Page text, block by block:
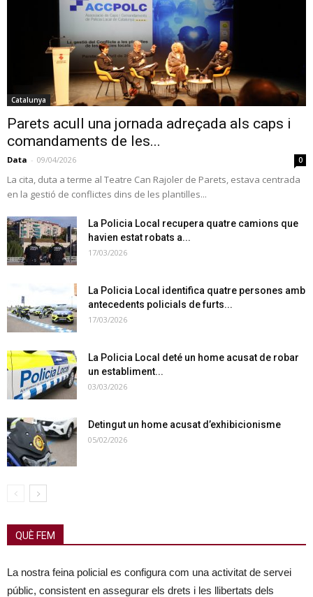
Catalunya
Parets acull una jornada adreçada als caps i
comandaments de les...
Data - 09/04/2026 0
La cita, duta a terme al Teatre Can Rajoler de Parets, estava centrada
en la gestió de conflictes dins de les plantilles...
La Policia Local recupera quatre camions que
havien estat robats a...
17/03/2026
La Policia Local identifica quatre persones amb
antecedents policials de furts...
17/03/2026
La Policia Local deté un home acusat de robar
un establiment...
03/03/2026
Detingut un home acusat d’exhibicionisme
05/02/2026
QUÈ FEM
La nostra feina policial es configura com una activitat de servei
públic, consistent en assegurar els drets i les llibertats dels